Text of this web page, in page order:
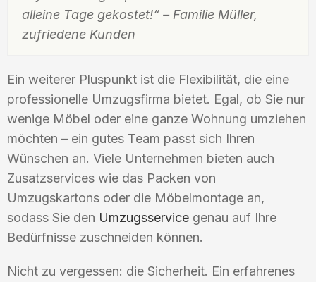
alleine Tage gekostet!“ – Familie Müller,
zufriedene Kunden
Ein weiterer Pluspunkt ist die Flexibilität, die eine
professionelle Umzugsfirma bietet. Egal, ob Sie nur
wenige Möbel oder eine ganze Wohnung umziehen
möchten – ein gutes Team passt sich Ihren
Wünschen an. Viele Unternehmen bieten auch
Zusatzservices wie das Packen von
Umzugskartons oder die Möbelmontage an,
sodass Sie den Umzugsservice genau auf Ihre
Bedürfnisse zuschneiden können.
Nicht zu vergessen: die Sicherheit. Ein erfahrenes